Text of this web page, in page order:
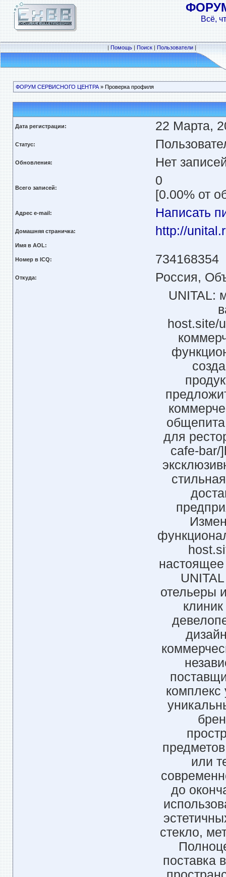
Всё,
|Помощь|Поиск|Пользователи|
ФОРУМ СЕРВИСНОГО ЦЕНТРА» Проверка профиля
Дата регистрации: 22 Марта,
Статус:
Обновления: Нет
Всего записей:
0
[0.00% от
Адрес e-mail: Написать
Домашняя страничка: http://
Имя в AOL:
Номер в ICQ: 734168354
Откуда: Россия,
UNITAL:
host.site/
для
cafe-bar/
настоящее
отельеры
комплекс
или
до
стекло,
поставка